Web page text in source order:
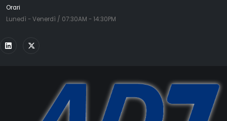
Orari
Lunedì - Venerdì / 07:30AM - 14:30PM